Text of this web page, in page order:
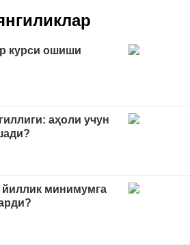
курси ошиши
аҳоли учун
минимумга